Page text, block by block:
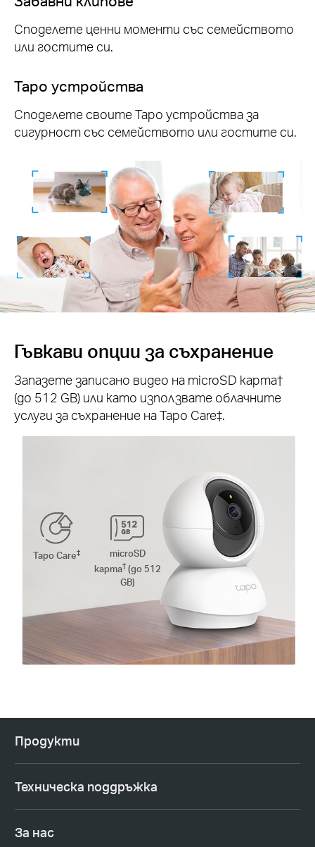
Споделете ценни моменти със семейството
или гостите си.
Tapo устройства
Споделете своите Tapo устройства за
сигурност със семейството или гостите си.
Гъвкави опции за съхранение
Запазете записано видео на microSD карта†
(до 512 GB) или като използвате облачните
услуги за съхранение на Tapo Care‡.
Tapo Care‡
microSD
карта†(до 512
GB)
Продукти
Техническа поддръжка
За нас